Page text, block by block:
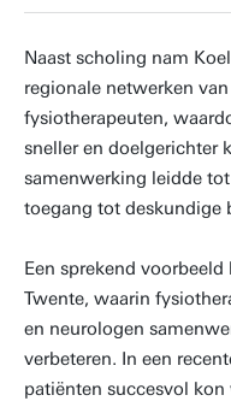
Naast scholing nam
regionale netwerken
fysiotherapeuten,
sneller en doelgerichter
samenwerking leidde
toegang tot deskundige
Een sprekend
Twente, waarin
en neurologen
verbeteren. In een
patiënten succesvol